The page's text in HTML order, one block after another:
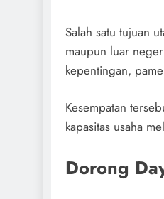
Salah satu tujuan
maupun luar
kepentingan,
Kesempatan
kapasitas usaha
Dorong